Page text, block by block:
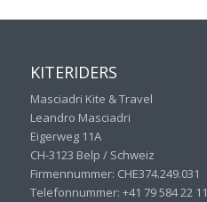
KITERIDERS
Masciadri Kite & Travel
Leandro Masciadri
Eigerweg 11A
CH-3123 Belp / Schweiz
Firmennummer: CHE374.249.031
Telefonnummer: +41 79 584 22 11